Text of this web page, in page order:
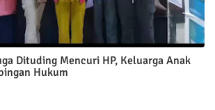
Dituding Mencuri HP, Keluarga Anak
Hukum